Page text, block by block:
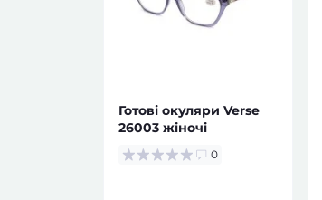
Готові окуляри Verse
26003 жіночі
0